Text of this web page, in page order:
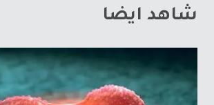
شاهد ايضا